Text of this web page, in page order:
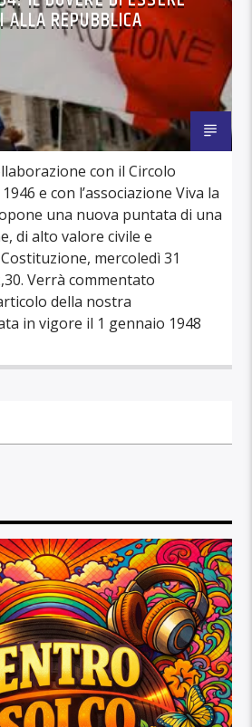
ALLA REPUBBLICA
con il Circolo
e con l’associazione Viva la
una nuova puntata di una
di alto valore civile e
mercoledì 31
Verrà commentato
della nostra
in vigore il 1 gennaio 1948